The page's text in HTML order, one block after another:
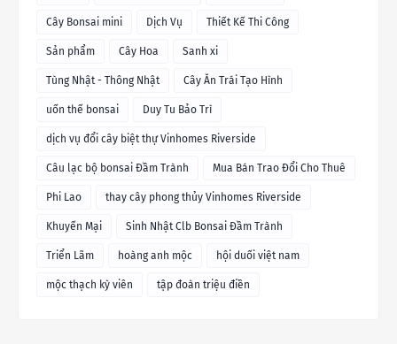
Cây Bonsai mini Dịch Vụ Thiết Kế Thi Công
Sản phẩm Cây Hoa Sanh xi
Tùng Nhật - Thông Nhật Cây Ăn Trái Tạo Hình
uốn thế bonsai Duy Tu Bảo Trì
dịch vụ đổi cây biệt thự Vinhomes Riverside
Câu lạc bộ bonsai Đầm Trành Mua Bán Trao Đổi Cho Thuê
Phi Lao thay cây phong thủy Vinhomes Riverside
Khuyến Mại Sinh Nhật Clb Bonsai Đầm Trành
Triển Lãm hoàng anh mộc hội duối việt nam
mộc thạch kỳ viên tập đoàn triệu điền